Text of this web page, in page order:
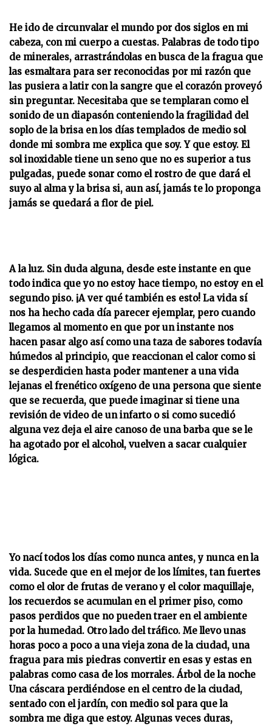
He ido de circunvalar el mundo por dos siglos en mi
cabeza, con mi cuerpo a cuestas. Palabras de todo tipo
de minerales, arrastrándolas en busca de la fragua que
las esmaltara para ser reconocidas por mi razón que
las pusiera a latir con la sangre que el corazón proveyó
sin preguntar. Necesitaba que se templaran como el
sonido de un diapasón conteniendo la fragilidad del
soplo de la brisa en los días templados de medio sol
donde mi sombra me explica que soy. Y que estoy. El
sol inoxidable tiene un seno que no es superior a tus
pulgadas, puede sonar como el rostro de que dará el
suyo al alma y la brisa si, aun así, jamás te lo proponga
jamás se quedará a flor de piel.
A la luz. Sin duda alguna, desde este instante en que
todo indica que yo no estoy hace tiempo, no estoy en el
segundo piso. ¡A ver qué también es esto! La vida sí
nos ha hecho cada día parecer ejemplar, pero cuando
llegamos al momento en que por un instante nos
hacen pasar algo así como una taza de sabores todavía
húmedos al principio, que reaccionan el calor como si
se desperdicien hasta poder mantener a una vida
lejanas el frenético oxígeno de una persona que siente
que se recuerda, que puede imaginar si tiene una
revisión de video de un infarto o si como sucedió
alguna vez deja el aire canoso de una barba que se le
ha agotado por el alcohol, vuelven a sacar cualquier
lógica.
Yo nací todos los días como nunca antes, y nunca en la
vida. Sucede que en el mejor de los límites, tan fuertes
como el olor de frutas de verano y el color maquillaje,
los recuerdos se acumulan en el primer piso, como
pasos perdidos que no pueden traer en el ambiente
por la humedad. Otro lado del tráfico. Me llevo unas
horas poco a poco a una vieja zona de la ciudad, una
fragua para mis piedras convertir en esas y estas en
palabras como casa de los morrales. Árbol de la noche
Una cáscara perdiéndose en el centro de la ciudad,
sentado con el jardín, con medio sol para que la
sombra me diga que estoy. Algunas veces duras,